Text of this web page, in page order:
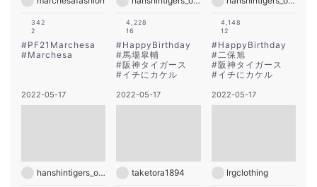
342
2
#PF21Marchesa
#Marchesa
4,228
16
#HappyBirthday
#馬場皐輔
#阪神タイガース
#イチにカケル
4,148
12
#HappyBirthday
#二保旭
#阪神タイガース
#イチにカケル
2022-05-17
hanshintigers_official
2022-05-17
taketora1894
2022-05-17
lrgclothing